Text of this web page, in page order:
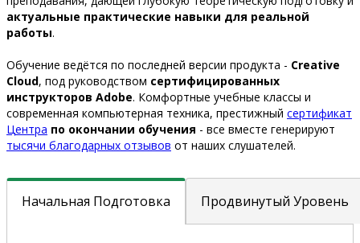
актуальные практические навыки для реальной
работы.
Обучение ведётся по последней версии продукта - Сreative
Сloud, под руководством сертифицированных
инструкторов Adobe. Комфортные учебные классы и
современная компьютерная техника, престижный сертификат
Центра по окончании обучения - все вместе генерируют
тысячи благодарных отзывов от наших слушателей.
Начальная Подготовка Продвинутый Уровень